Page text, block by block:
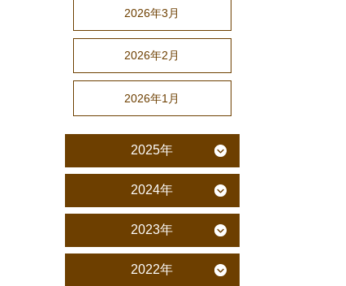
2026年3月
2026年2月
2026年1月
2025年
2024年
2023年
2022年